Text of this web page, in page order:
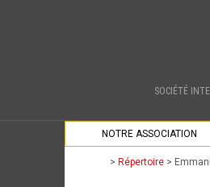
SOCIÉTÉ
NOTRE ASSOCIATION
> Répertoire >